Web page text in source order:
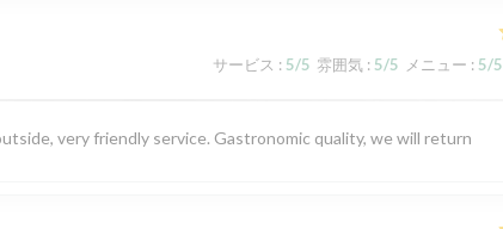
サービス : 5/5 雰囲気 : 5/5 メニュー : 5/5
very friendly service. Gastronomic quality, we will return